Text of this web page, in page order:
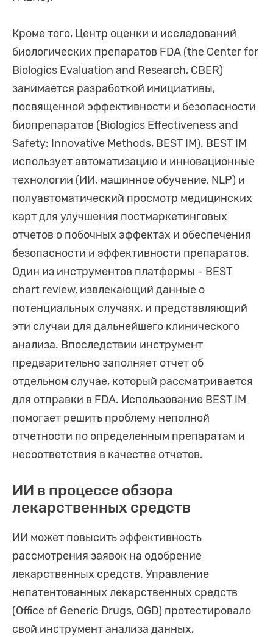
Кроме того, Центр оценки и исследований
биологических препаратов FDA (the Center for
Biologics Evaluation and Research, CBER)
занимается разработкой инициативы,
посвященной эффективности и безопасности
биопрепаратов (Biologics Effectiveness and
Safety: Innovative Methods, BEST IM). BEST IM
использует автоматизацию и инновационные
технологии (ИИ, машинное обучение, NLP) и
полуавтоматический просмотр медицинских
карт для улучшения постмаркетинговых
отчетов о побочных эффектах и обеспечения
безопасности и эффективности препаратов.
Один из инструментов платформы - BEST
chart review, извлекающий данные о
потенциальных случаях, и представляющий
эти случаи для дальнейшего клинического
анализа. Впоследствии инструмент
предварительно заполняет отчет об
отдельном случае, который рассматривается
для отправки в FDA. Использование BEST IM
помогает решить проблему неполной
отчетности по определенным препаратам и
несоответствия в качестве отчетов.
ИИ в процессе обзора
лекарственных средств
ИИ может повысить эффективность
рассмотрения заявок на одобрение
лекарственных средств. Управление
непатентованных лекарственных средств
(Office of Generic Drugs, OGD) протестировало
свой инструмент анализа данных,